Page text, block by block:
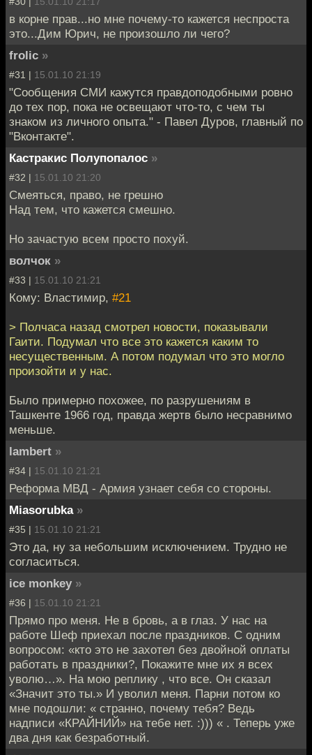
в корне прав...но мне почему-то кажется неспроста
это...Дим Юрич, не произошло ли чего?
frolic »
#31 | 15.01.10 21:19
"Сообщения СМИ кажутся правдоподобными ровно
до тех пор, пока не освещают что-то, с чем ты
знаком из личного опыта." - Павел Дуров, главный по
"Вконтакте".
Кастракис Полупопалос »
#32 | 15.01.10 21:20
Смеяться, право, не грешно
Над тем, что кажется смешно.
Но зачастую всем просто похуй.
волчок »
#33 | 15.01.10 21:21
Кому: Властимир, #21
> Полчаса назад смотрел новости, показывали
Гаити. Подумал что все это кажется каким то
несущественным. А потом подумал что это могло
произойти и у нас.
Было примерно похожее, по разрушениям в
Ташкенте 1966 год, правда жертв было несравнимо
меньше.
lambert »
#34 | 15.01.10 21:21
Реформа МВД - Армия узнает себя со стороны.
Miasorubka »
#35 | 15.01.10 21:21
Это да, ну за небольшим исключением. Трудно не
согласиться.
ice monkey »
#36 | 15.01.10 21:21
Прямо про меня. Не в бровь, а в глаз. У нас на
работе Шеф приехал после праздников. С одним
вопросом: «кто это не захотел без двойной оплаты
работать в праздники?, Покажите мне их я всех
уволю…». На мою реплику , что все. Он сказал
«Значит это ты.» И уволил меня. Парни потом ко
мне подошли: « странно, почему тебя? Ведь
надписи «КРАЙНИЙ» на тебе нет. :))) « . Теперь уже
два дня как безработный.